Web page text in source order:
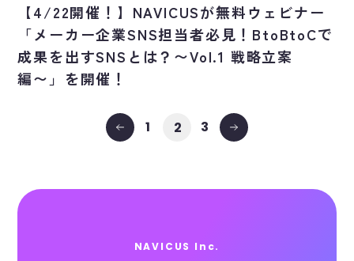
【4/22開催！】NAVICUSが無料ウェビナー
「メーカー企業SNS担当者必見！BtoBtoCで
成果を出すSNSとは？〜Vol.1 戦略立案
編〜」を開催！
1 2 3
NAVICUS Inc.